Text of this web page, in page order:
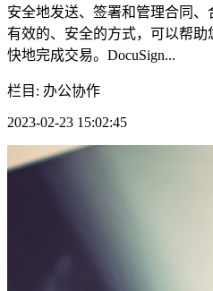
安全地发送、签署和管理合同
有效的、安全的方式，可以帮
快地完成交易。DocuSign...
栏目: 办公协作
2023-02-23 15:02:45